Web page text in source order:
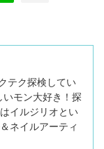
テク探検してい
モン大好き！探
イルジリオとい
ネイルアーティ